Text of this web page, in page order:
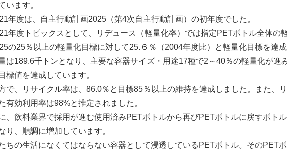
います。
年度は、自主行動計画2025（第4次自主行動計画）の初年度でした。
年度トピックスとして、リデュース（軽量化率）では指定PETボトル全体の
の25％以上の軽量化目標に対して25.６％（2004年度比）と軽量化目標を達
は189.6千トンとなり、主要な容器サイズ・用途17種で2～40％の軽量化が進
標値を達成しています。
で、リサイクル率は、86.0％と目標85％以上の維持を達成しました。また、
有効利用率は98%と推定されました。
、飲料業界で採用が進む使用済みPETボトルから再びPETボトルに戻すボト
り、順調に増加しています。
ちの生活になくてはならない容器として浸透しているPETボトル。そのPET